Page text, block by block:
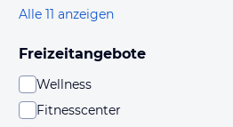
Alle 11 anzeigen
Freizeitangebote
Wellness
Fitnesscenter